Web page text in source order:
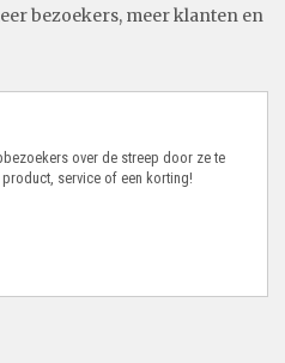
bezoekers, meer klanten en
over de streep door ze te
service of een korting!